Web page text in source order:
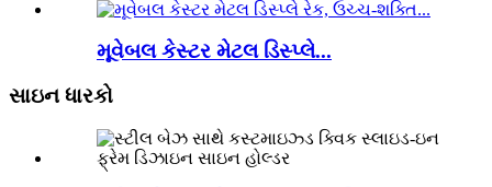
મૂવેબલ કેસ્ટર મેટલ ડિસ્પ્લે...
સાઇન ધારકો